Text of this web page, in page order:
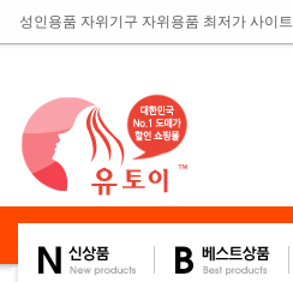
성인용품 자위기구 자위용품 최저가 사이트